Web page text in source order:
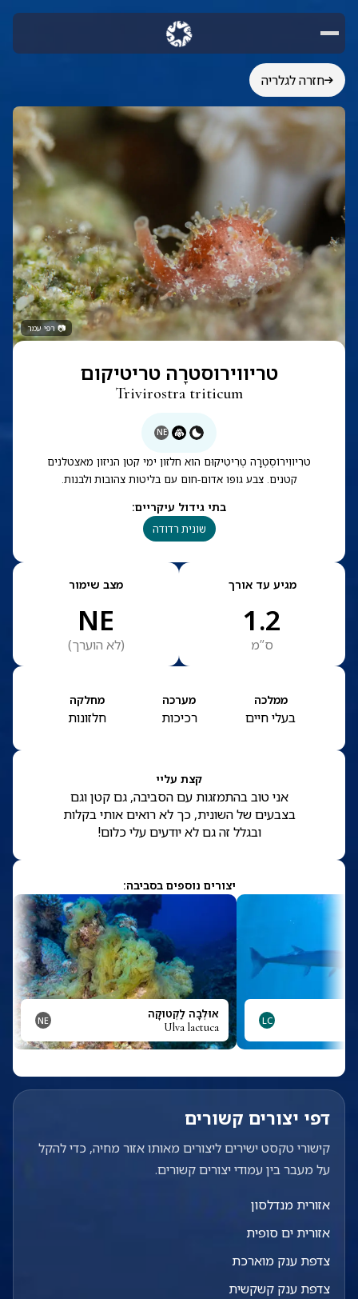
חזרה לגלריה
📷רפי עמר
טריווירוסטרָה טריטיקום
Trivirostra triticum
NE
טרִיווִירוֹסְטְרָה טְרִיטִיקוּם הוא חלזון ימי קטן הניזון מאצטלנים
קטנים. צבע גופו אדום-חום עם בליטות צהובות ולבנות.
בתי גידול עיקריים:
שונית רדודה
מגיע עד אורך
1.2
ס”מ
מצב שימור
NE
(לא הוערך)
ממלכה
בעלי חיים
מערכה
רכיכות
מחלקה
חלזונות
קצת עליי
אני טוב בהתמזגות עם הסביבה, גם קטן וגם
בצבעים של השונית, כך לא רואים אותי בקלות
ובגלל זה גם לא יודעים עלי כלום!
יצורים נוספים בסביבה:
LC אוּלְבָה לַקְטוּקָה
Ulva lactuca
NE
דפי יצורים קשורים
קישורי טקסט ישירים ליצורים מאותו אזור מחיה, כדי להקל
על מעבר בין עמודי יצורים קשורים.
אזורית מנדלסון
אזורית ים סופית
צדפת ענק מוארכת
צדפת ענק קשקשית